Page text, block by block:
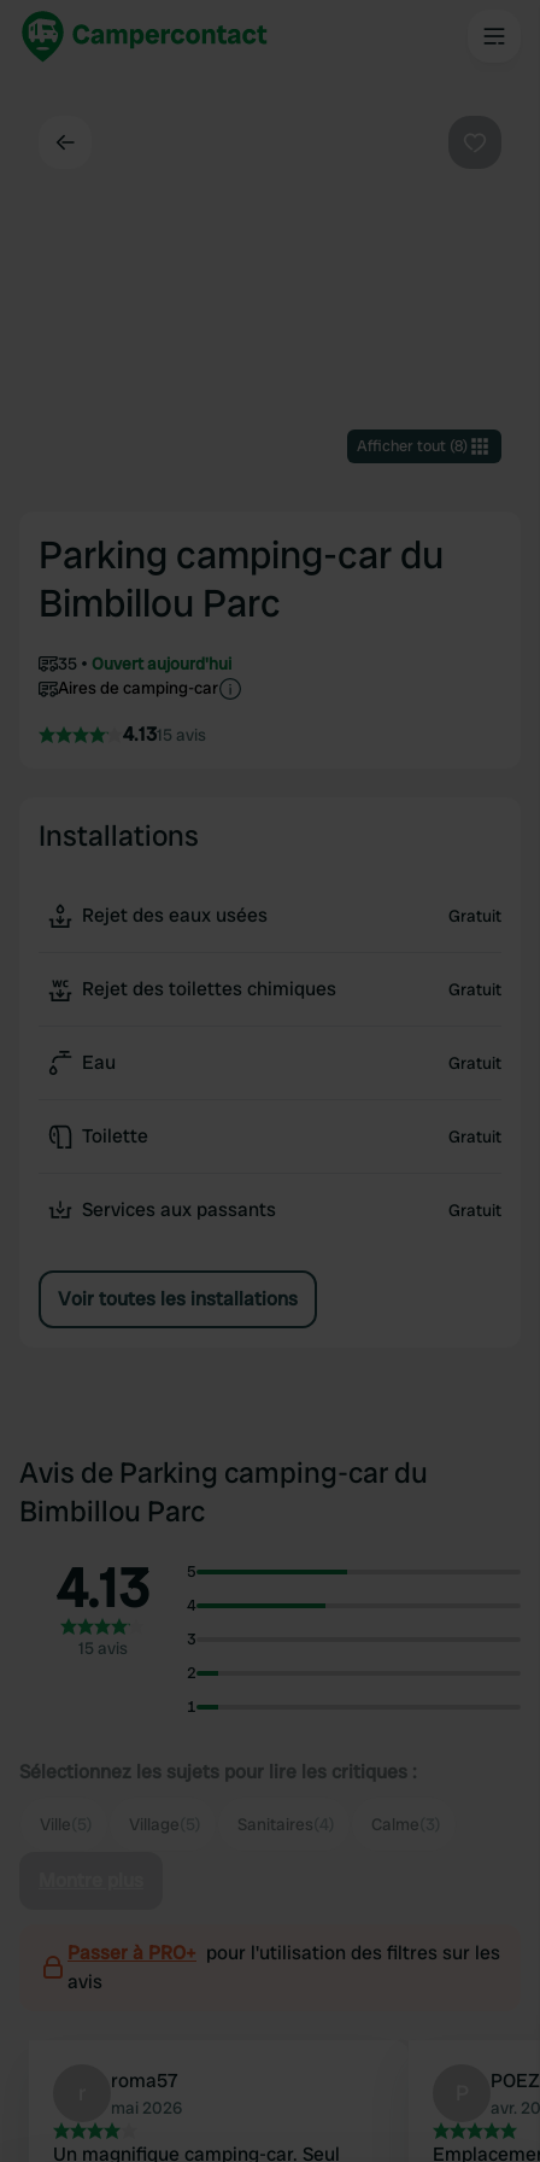
Afficher tout(8)
Parking camping-car du
Bimbillou Parc
35
Ouvert aujourd'hui
Aires de camping-car
4.1315 avis
Installations
Rejet des eaux usées Gratuit
Rejet des toilettes chimiques Gratuit
Eau Gratuit
Toilette Gratuit
Services aux passants Gratuit
Voir toutes les installations
Avis de Parking camping-car du
Bimbillou Parc
4.13
15 avis
5
4
3
2
1
Sélectionnez les sujets pour lire les critiques :
Ville Village Sanitaires Calme
Passer à PRO+ pour l'utilisation des filtres sur les
avis
roma57
mai 2026
Un magnifique camping-car. Seul
avr.